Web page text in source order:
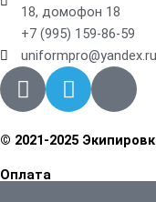
18, домофон 18
+7 (995) 159-86-59
uniformpro@yandex.ru
R
i
w
h
a
T
e
e
r
V
© 2021-2025
Оплата